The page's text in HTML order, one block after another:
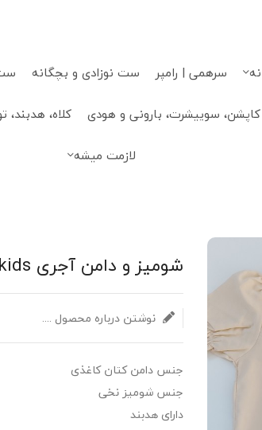
سرهمی | رامپر ست نوزادی و بچگانه
کاپشن، سوییشرت، بارونی و هودی کلاه، هدبند،
لازمت میشه
شومیز و دامن آجری kids
نوشتن درباره محصول ....
جنس دامن کتان کاغذی
جنس شومیز نخی
دارای هدبند